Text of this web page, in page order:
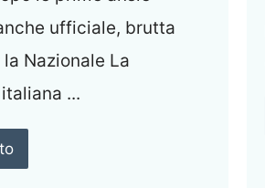
ufficiale, brutta
Nazionale La
...